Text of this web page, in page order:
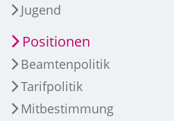
Jugend
Positionen
Beamtenpolitik
Tarifpolitik
Mitbestimmung